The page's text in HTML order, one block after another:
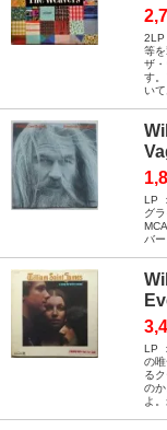
2LP
等
ザ
す
いて
LP
グ
バ
LP
の
る
の
よ